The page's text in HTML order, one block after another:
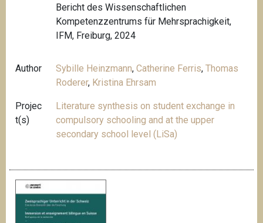
Bericht des Wissenschaftlichen
Kompetenzzentrums für Mehrsprachigkeit,
IFM, Freiburg, 2024
Author Sybille Heinzmann,Catherine Ferris,Thomas
Roderer, Kristina Ehrsam
Projec
t(s)
Literature synthesis on student exchange in
compulsory schooling and at the upper
secondary school level (LiSa)